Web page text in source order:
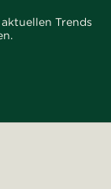
Trends